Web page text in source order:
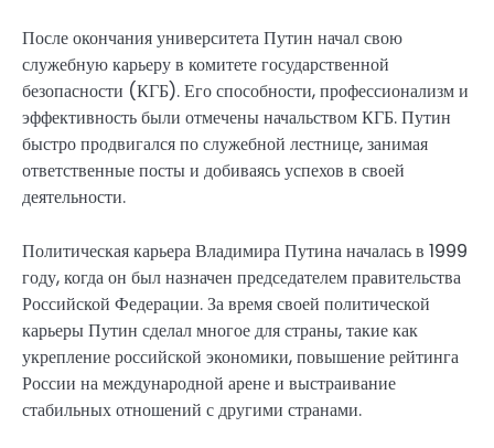
После окончания университета Путин начал свою
служебную карьеру в комитете государственной
безопасности (КГБ). Его способности, профессионализм и
эффективность были отмечены начальством КГБ. Путин
быстро продвигался по служебной лестнице, занимая
ответственные посты и добиваясь успехов в своей
деятельности.
Политическая карьера Владимира Путина началась в 1999
году, когда он был назначен председателем правительства
Российской Федерации. За время своей политической
карьеры Путин сделал многое для страны, такие как
укрепление российской экономики, повышение рейтинга
России на международной арене и выстраивание
стабильных отношений с другими странами.